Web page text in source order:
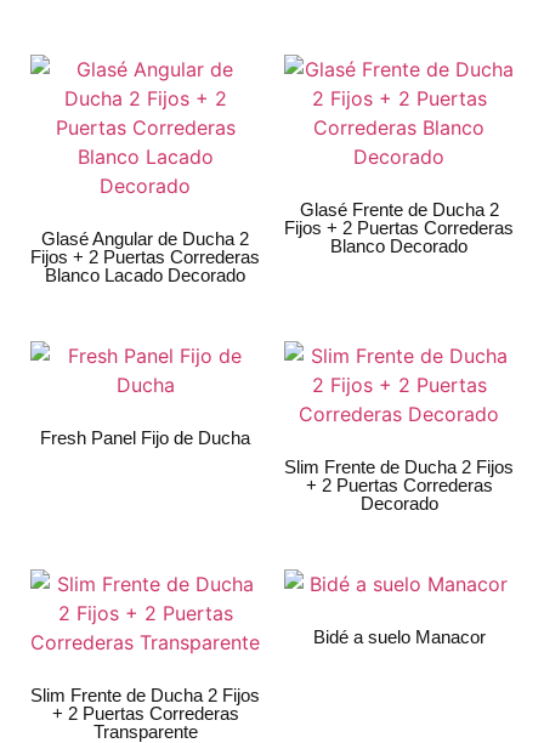
Glasé Angular de Ducha 2
Fijos + 2 Puertas Correderas
Blanco Lacado Decorado
Glasé Frente de Ducha 2
Fijos + 2 Puertas Correderas
Blanco Decorado
Fresh Panel Fijo de Ducha
Slim Frente de Ducha 2 Fijos
+ 2 Puertas Correderas
Decorado
Slim Frente de Ducha 2 Fijos
+ 2 Puertas Correderas
Transparente
Bidé a suelo Manacor